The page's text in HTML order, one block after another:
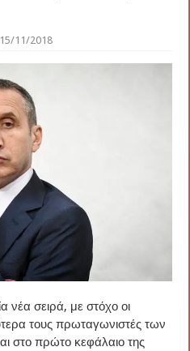
11/2018
νέα σειρά, με στόχο οι
τους πρωταγωνιστές των
στο πρώτο κεφάλαιο της